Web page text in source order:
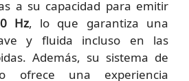
a su capacidad para emitir
Hz, lo que garantiza una
y fluida incluso en las
Además, su sistema de
ofrece una experiencia